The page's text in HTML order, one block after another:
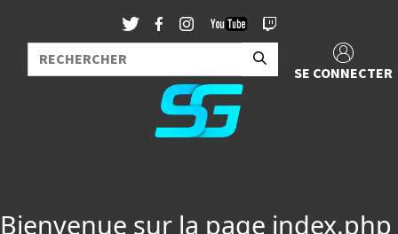
SE CONNECTER
Bienvenue sur la page index.php